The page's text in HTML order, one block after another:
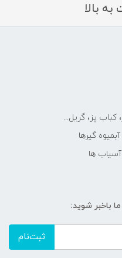
بالا
پز، گریل...
گیرها
ها
باخبر شوید:
ثبت‌نام